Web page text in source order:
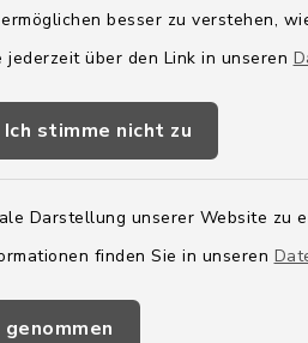
besser zu verstehen,
über den Link in unseren
Ich stimme nicht zu
Darstellung unserer Website zu
finden Sie in unseren